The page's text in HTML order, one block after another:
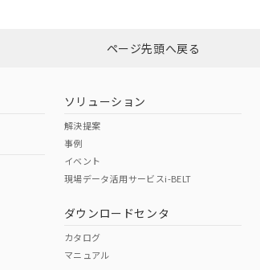
ダウンロードはこちらページ先頭へ戻る
ソリューション
解決提案
事例
イベント
現場データ活用サービスi-BELT
ダウンロードセンタ
カタログ
マニュアル